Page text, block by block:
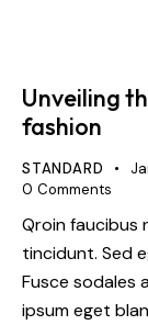
Unveiling
fashion
STANDARD
0 Comments
Qroin faucibus
tincidunt. Sed
Fusce sodales
ipsum eget